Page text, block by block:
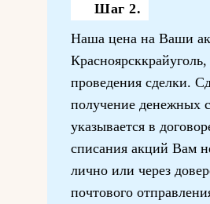
Шаг 2.
Наша цена на Ваши
проведения сделки.
получение денежных
указывается в
списания акций Вам
лично или через
почтового